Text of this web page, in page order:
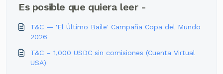
Es posible que quiera leer -
T&C — 'El Último Baile' Campaña Copa del Mundo
2026
T&C – 1,000 USDC sin comisiones (Cuenta Virtual
USA)